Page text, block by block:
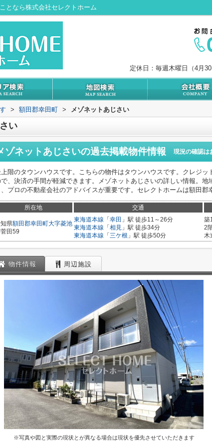
となら株式会社セレクトホーム
定休日：毎週木曜日（4月
> 額田郡幸田町 > メゾネットあじさい
い
ゾネットあじさいの過去掲載物件情報 現況の確認は
階のタウンハウスです。こちらの物件はタウンハウスです。クレジ
、決済の手間が軽減できます。メゾネットあじさいの詳しい情報。
、プロの不動産会社のアドバイスが重要です。セレクトホームは額田郡
所在地 交通
県額田郡幸田町大字菱池
田59
東海道本線 「 幸田 」駅 徒歩11～26分
東海道本線 「 相見 」駅 徒歩34分
東海道本線 「 三ケ根 」駅 徒歩50分
築
2
木
物件情報 周辺施設
※写真や図と実際の現状とが異なる場合は現状を優先させていただきます